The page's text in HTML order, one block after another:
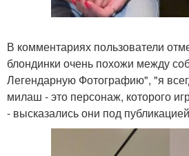
В комментариях пользователи
блондинки очень похожи между
Легендарную Фотографию", "я
милаш - это персонаж, которого
- высказались они под